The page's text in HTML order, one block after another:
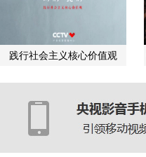
践行社会主义核心价值观